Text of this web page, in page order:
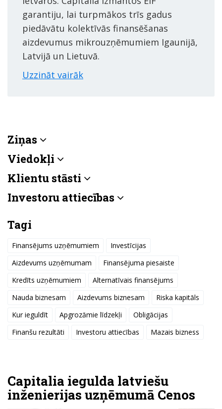
garantiju, lai turpmākos trīs gadus
piedāvātu kolektīvās finansēšanas
aizdevumus mikrouzņēmumiem Igaunijā,
Latvijā un Lietuvā.
Uzzināt vairāk
Capitalia iegulda latviešu
inženierijas uzņēmumā Cenos
Ziņas
Viedokļi
Klientu stāsti
Investoru attiecības
Tagi
Finansējums uzņēmumiem
Investīcijas
Aizdevums uzņēmumam
Finansējuma piesaiste
Kredīts uzņēmumiem
Alternatīvais finansējums
Nauda biznesam
Aizdevums biznesam
Riska kapitāls
Kur ieguldīt
Apgrozāmie līdzekļi
Obligācijas
Finanšu rezultāti
Investoru attiecības Mazais bizness